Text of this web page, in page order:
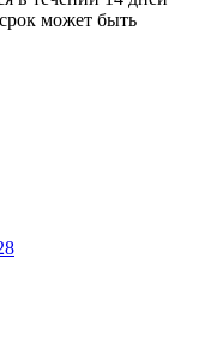
может быть